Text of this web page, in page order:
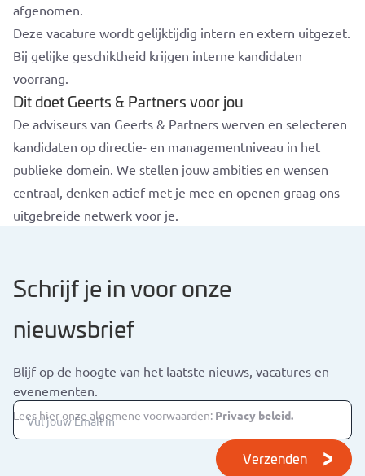
afgenomen.
Deze vacature wordt gelijktijdig intern en extern uitgezet.
Bij gelijke geschiktheid krijgen interne kandidaten
voorrang.
Dit doet Geerts & Partners voor jou
De adviseurs van Geerts & Partners werven en selecteren
kandidaten op directie- en managementniveau in het
publieke domein. We stellen jouw ambities en wensen
centraal, denken actief met je mee en openen graag ons
uitgebreide netwerk voor je.
Schrijf je in voor onze
nieuwsbrief
Blijf op de hoogte van het laatste nieuws, vacatures en
evenementen.
Verzenden
Lees hier onze algemene voorwaarden: Privacy beleid.